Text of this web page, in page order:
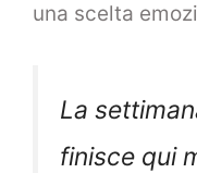
una scelta
La
finisce qui